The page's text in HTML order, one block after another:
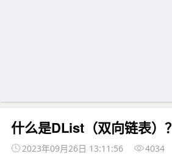
什么是DList（双向链表）？
2023年09月26日 13:11:56 4034